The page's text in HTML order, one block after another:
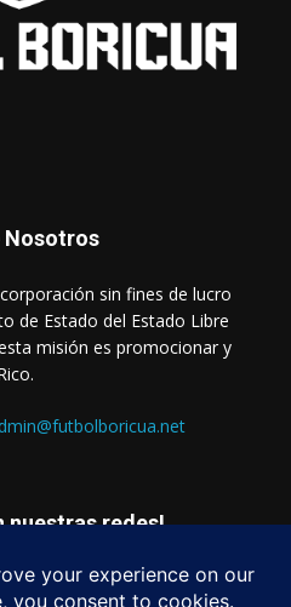
Nosotros
sin fines de lucro
de Estado del Estado Libre
misión es promocionar y
nuestras redes!